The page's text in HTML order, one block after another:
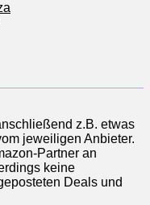
z.B. etwas
jeweiligen Anbieter.
Partner an
keine
Deals und